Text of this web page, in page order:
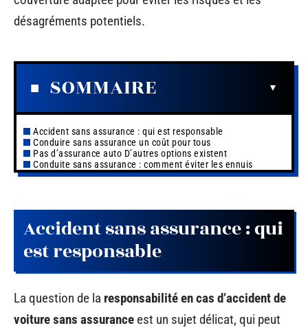
désagréments potentiels.
SOMMAIRE
Accident sans assurance : qui est responsable
Conduire sans assurance un coût pour tous
Pas d’assurance auto D’autres options existent
Conduite sans assurance : comment éviter les ennuis
Accident sans assurance : qui
est responsable
La question de la responsabilité en cas d’accident de
voiture sans assurance est un sujet délicat, qui peut